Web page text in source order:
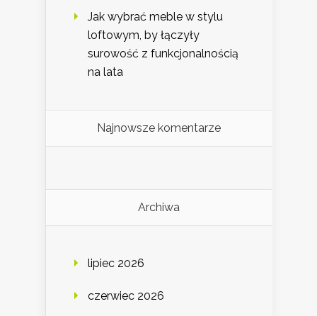
Jak wybrać meble w stylu
loftowym, by łączyły
surowość z funkcjonalnością
na lata
Najnowsze komentarze
Archiwa
lipiec 2026
czerwiec 2026